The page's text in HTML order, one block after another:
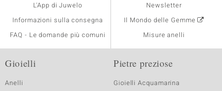
L'App di Juwelo
Informazioni sulla consegna
FAQ - Le domande più comuni
Newsletter
Il Mondo delle Gemme
Misure anelli
Gioielli
Anelli
Pietre preziose
Gioielli Acquamarina